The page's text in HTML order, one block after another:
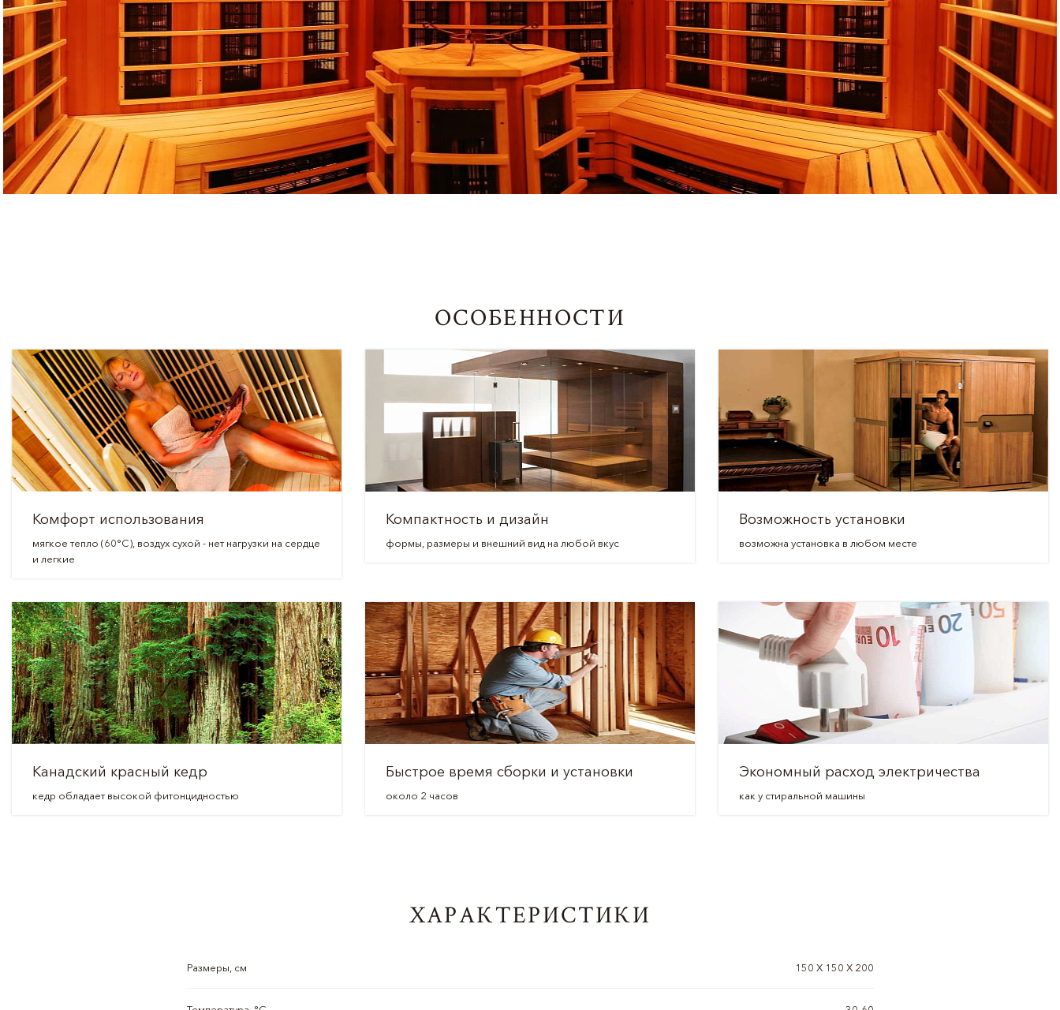
ОСОБЕННОСТИ
Комфорт использования
мягкое тепло (60°C), воздух сухой - нет нагрузки на сердце
и легкие
Компактность и дизайн
формы, размеры и внешний вид на любой вкус
Возможность установки
возможна установка в любом месте
Канадский красный кедр
кедр обладает высокой фитонцидностью
Быстрое время сборки и установки
около 2 часов
Экономный расход электричества
как у стиральной машины
ХАРАКТЕРИСТИКИ
Размеры, см 150 Х 150 Х 200